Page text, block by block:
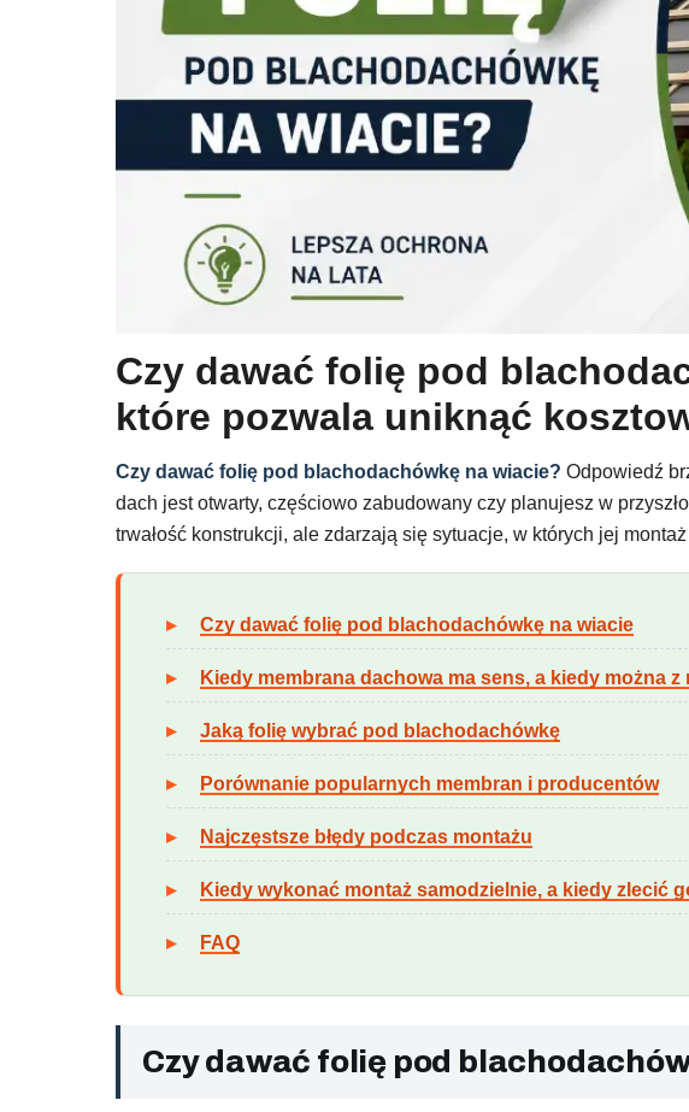
Czy dawać folię pod
które pozwala uniknąć
Czy dawać folię pod blachodachówkę na wiacie? Odpowiedź
dach jest otwarty, częściowo zabudowany czy planujesz w
trwałość konstrukcji, ale zdarzają się sytuacje, w których jej
Czy dawać folię pod blachodachówkę na wiacie
Kiedy membrana dachowa ma sens, a kiedy można
Jaką folię wybrać pod blachodachówkę
Porównanie popularnych membran i producentów
Najczęstsze błędy podczas montażu
Kiedy wykonać montaż samodzielnie, a kiedy zlecić
FAQ
Czy dawać folię pod